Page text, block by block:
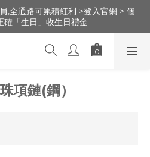
,全通路可累積紅利 >登入官網 > 個
確「生日」收生日禮金
,全通路可累積紅利 >登入官網 > 個
確「生日」收生日禮金
購物金 / 實體門市：新竹市文昌街
院🅿️前30m走路1分鐘）
確「生日」收生日禮金
項鏈(鋼）